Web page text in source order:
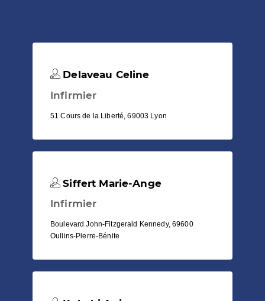
Delaveau Celine
Infirmier
51 Cours de la Liberté, 69003 Lyon
Siffert Marie-Ange
Infirmier
Boulevard John-Fitzgerald Kennedy, 69600
Oullins-Pierre-Bénite